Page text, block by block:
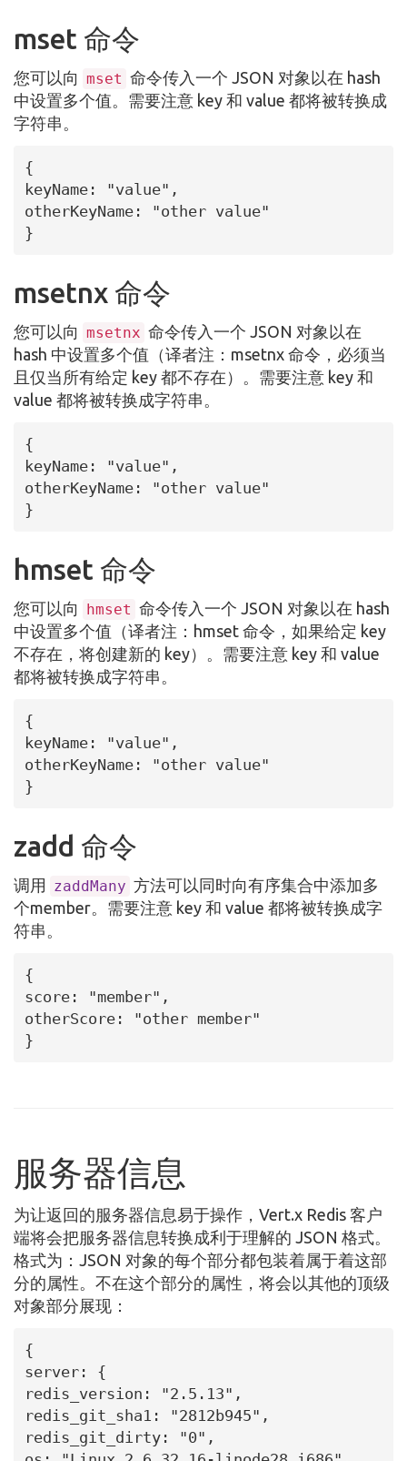
mset 命令
您可以向 mset 命令传入一个 JSON 对象以在 hash
中设置多个值。需要注意 key 和 value 都将被转换成
字符串。
{
keyName: "value",
otherKeyName: "other value"
}
msetnx 命令
您可以向 msetnx 命令传入一个 JSON 对象以在
hash 中设置多个值（译者注：msetnx 命令，必须当
且仅当所有给定 key 都不存在）。需要注意 key 和
value 都将被转换成字符串。
{
keyName: "value",
otherKeyName: "other value"
}
hmset 命令
您可以向 hmset 命令传入一个 JSON 对象以在 hash
中设置多个值（译者注：hmset 命令，如果给定 key
不存在，将创建新的 key）。需要注意 key 和 value
都将被转换成字符串。
{
keyName: "value",
otherKeyName: "other value"
}
zadd 命令
调用 zaddMany 方法可以同时向有序集合中添加多
个member。需要注意 key 和 value 都将被转换成字
符串。
{
score: "member",
otherScore: "other member"
}
服务器信息
为让返回的服务器信息易于操作，Vert.x Redis 客户
端将会把服务器信息转换成利于理解的 JSON 格式。
格式为：JSON 对象的每个部分都包装着属于着这部
分的属性。不在这个部分的属性，将会以其他的顶级
对象部分展现：
{
server: {
redis_version: "2.5.13",
redis_git_sha1: "2812b945",
redis_git_dirty: "0",